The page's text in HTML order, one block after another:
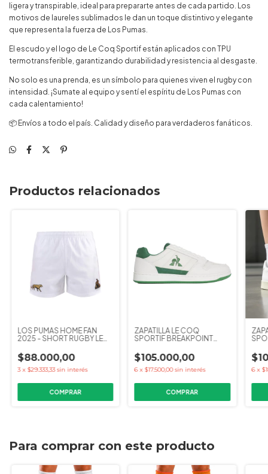
ligera y transpirable, ideal para prepararte antes de cada partido. Los
motivos de laureles sublimados le dan un toque distintivo y elegante
que representa la fuerza de Los Pumas.
El escudo y el logo de Le Coq Sportif están aplicados con TPU
termotransferible, garantizando durabilidad y resistencia al desgaste.
No solo es una prenda, es un símbolo para quienes viven el rugby con
intensidad. ¡Sumate al equipo y sentí el espíritu de Los Pumas con
cada calentamiento!
📦 Envíos a todo el país. Calidad y diseño para verdaderos fanáticos.
Productos relacionados
LOS PUMAS HOME FAN
2025 - SHORT RUGBY LE
$88.000,00
3 x $29.333,33 sin interés
COMPRAR
ZAPATILLA LE COQ
SPORTIF BREAKPOINT
$105.000,00
6 x $17.500,00 sin interés
COMPRAR
6 x
Para comprar con este producto